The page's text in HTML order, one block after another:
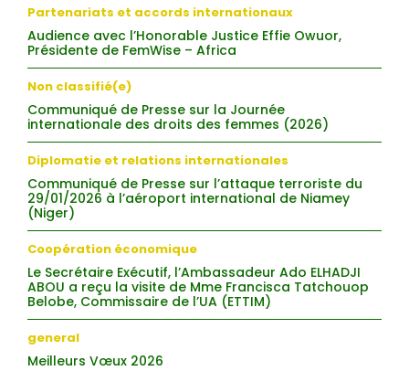
Partenariats et accords internationaux
Audience avec l’Honorable Justice Effie Owuor,
Présidente de FemWise – Africa
Non classifié(e)
Communiqué de Presse sur la Journée
internationale des droits des femmes (2026)
Diplomatie et relations internationales
Communiqué de Presse sur l’attaque terroriste du
29/01/2026 à l’aéroport international de Niamey
(Niger)
Coopération économique
Le Secrétaire Exécutif, l’Ambassadeur Ado ELHADJI
ABOU a reçu la visite de Mme Francisca Tatchouop
Belobe, Commissaire de l’UA (ETTIM)
general
Meilleurs Vœux 2026